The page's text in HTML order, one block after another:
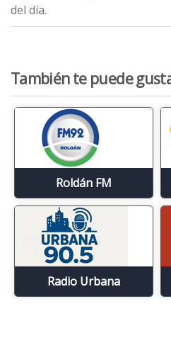
del día.
También te puede
Roldán FM
Radio Urbana